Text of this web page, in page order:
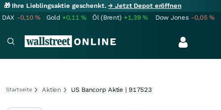
🎁 Ihre Lieblingsaktie geschenkt.→ Jetzt Depot eröffnen
DAX -0,10% Gold +0,11% Öl (Brent) +1,39% Dow Jones -0,05%
Startseite Aktien US Bancorp Aktie | 917523